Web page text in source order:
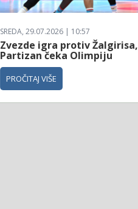
SREDA, 29.07.2026 | 10:57
Zvezde igra protiv Žalgirisa,
Partizan čeka Olimpiju
PROČITAJ VIŠE